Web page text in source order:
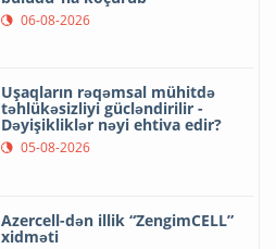
06-08-2026
Uşaqların rəqəmsal mühitdə
təhlükəsizliyi gücləndirilir -
Dəyişikliklər nəyi ehtiva edir?
05-08-2026
Azercell-dən illik “ZengimCELL”
xidməti